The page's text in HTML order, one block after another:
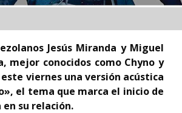
Jesús Miranda y Miguel
mejor conocidos como Chyno y
viernes una versión acústica
el tema que marca el inicio de
su relación.